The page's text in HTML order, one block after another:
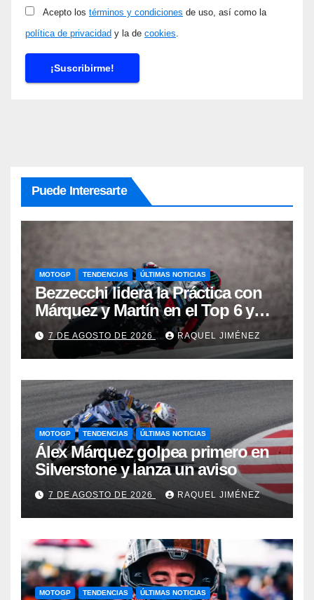
Acepto los términos y condiciones de uso, así como la
política de privacidad y la de cookies.
Puede Interesarte
MOTOGP TENDENCIAS ÚLTIMAS NOTICIAS
Bezzecchi lidera la Práctica con
Márquez y Martín en el Top 6 y
Bagnaia se complica la
clasificación
7 DE AGOSTO DE 2026 RAQUEL JIMÉNEZ
MOTOGP TENDENCIAS ÚLTIMAS NOTICIAS
Álex Márquez golpea primero en
Silverstone y lanza un aviso
7 DE AGOSTO DE 2026 RAQUEL JIMÉNEZ
MOTOGP TENDENCIAS ÚLTIMAS NOTICIAS